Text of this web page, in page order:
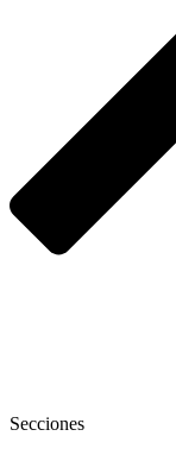
Secciones